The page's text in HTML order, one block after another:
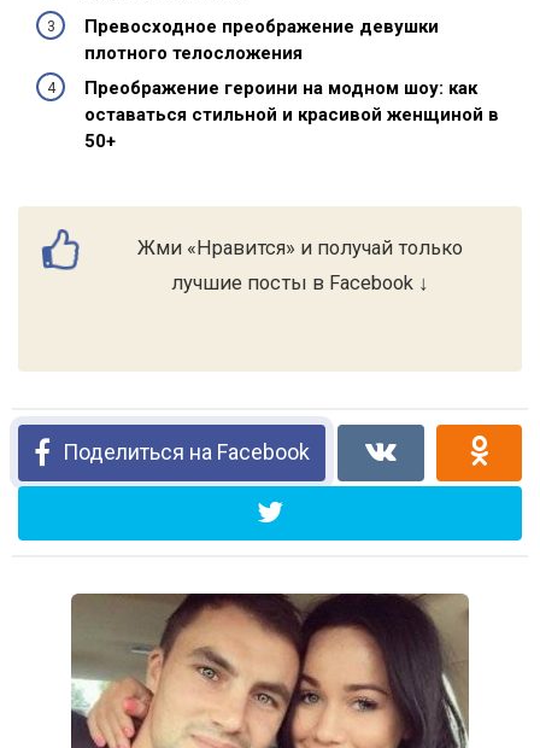
Превосходное преображение девушки
плотного телосложения
Преображение героини на модном шоу: как
оставаться стильной и красивой женщиной в
50+
Жми «Нравится» и получай только
лучшие посты в Facebook ↓
Поделиться на Facebook